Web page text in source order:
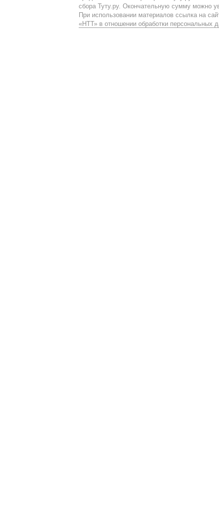
сбора Туту.ру. Окончательную сумму можно
При использовании материалов ссылка на
«НТТ» в отношении обработки персональных